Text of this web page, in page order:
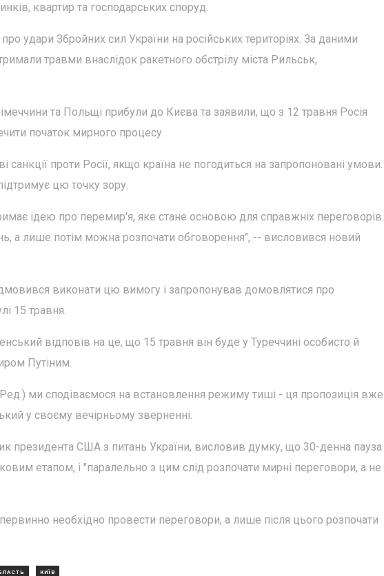
квартир та господарських споруд.
удари Збройних сил України на російських територіях. За даними
травми внаслідок ракетного обстрілу міста Рильськ,
та Польщі прибули до Києва та заявили, що з 12 травня Росія
початок мирного процесу.
санкції проти Росії, якщо країна не погодиться на запропоновані умови.
цю точку зору.
ідею про перемир'я, яке стане основою для справжніх переговорів.
а лише потім можна розпочати обговорення", -- висловився новий
виконати цю вимогу і запропонував домовлятися про
15 травня.
відповів на це, що 15 травня він буде у Туреччині особисто й
Путіним.
ми сподіваємося на встановлення режиму тиші - ця пропозиція вже
у своєму вечірньому зверненні.
президента США з питань України, висловив думку, що 30-денна пауза
етапом, і "паралельно з цим слід розпочати мирні переговори, а не
необхідно провести переговори, а лише після цього розпочати
КИЇВ